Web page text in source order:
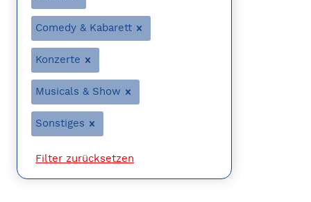
Comedy & Kabarett
Konzerte
Musicals & Show
Sonstiges
Filter zurücksetzen